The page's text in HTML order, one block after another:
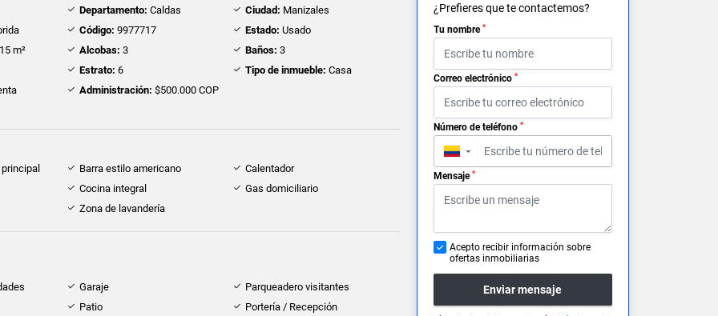
Departamento: Caldas Ciudad: Manizales
Código: 9977717 Estado: Usado
m²
Alcobas: 3 Baños: 3
Estrato: 6 Tipo de inmueble: Casa
Administración: $500.000 COP
Barra estilo americano
Calentador
Cocina integral
Gas domiciliario
Zona de lavandería
Garaje
Parqueadero visitantes
Patio
Portería / Recepción
¿Prefieres que te contactemos?
Tu nombre *
Correo electrónico *
Número de teléfono *
▼
Mensaje *
Acepto recibir información sobre
ofertas inmobiliarias
Enviar mensaje